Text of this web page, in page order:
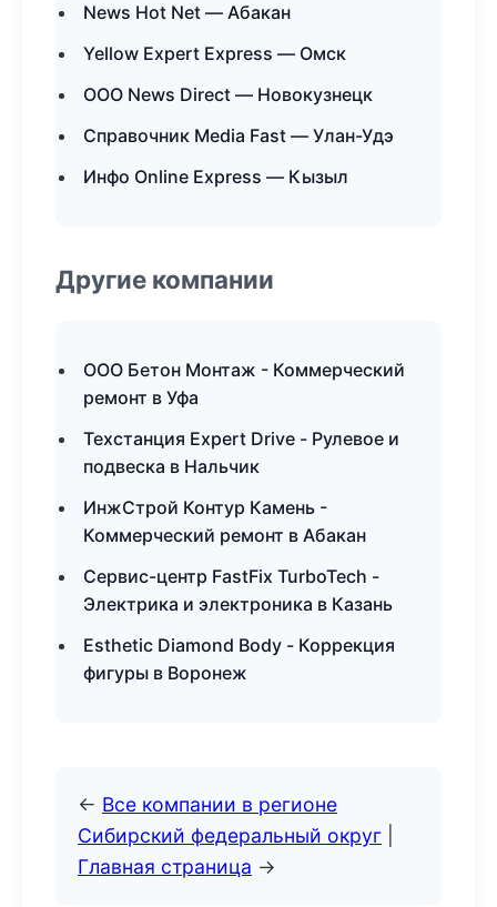
News Hot Net — Абакан
Yellow Expert Express — Омск
ООО News Direct — Новокузнецк
Справочник Media Fast — Улан-Удэ
Инфо Online Express — Кызыл
Другие компании
ООО Бетон Монтаж - Коммерческий
ремонт в Уфа
Техстанция Expert Drive - Рулевое и
подвеска в Нальчик
ИнжСтрой Контур Камень -
Коммерческий ремонт в Абакан
Сервис-центр FastFix TurboTech -
Электрика и электроника в Казань
Esthetic Diamond Body - Коррекция
фигуры в Воронеж
← Все компании в регионе
Сибирский федеральный округ
Главная страница →